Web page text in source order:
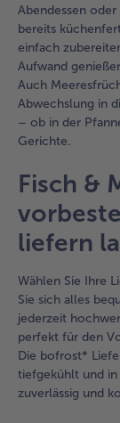
Abendessen
bereits
einfach
Aufwand
Auch
Abwechslung in
– ob in der
Gerichte.
Fisch &
liefern
Wählen Sie Ihre
Sie sich alles
jederzeit
perfekt für den
Die bofrost*
tiefgekühlt und
zuverlässig und